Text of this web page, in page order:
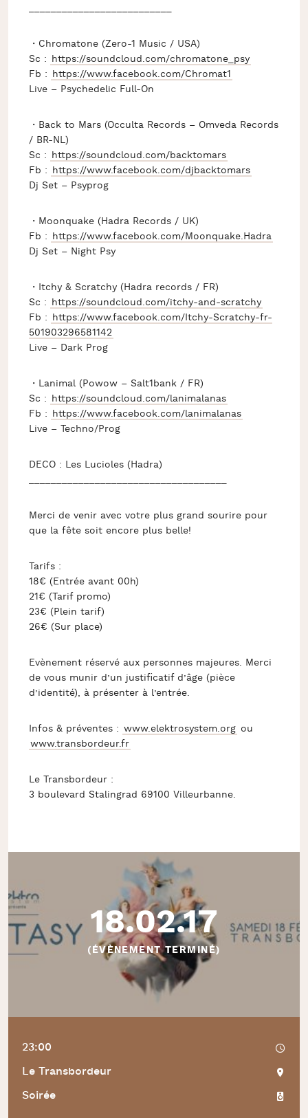
・Chromatone (Zero-1 Music / USA)
Sc : https://soundcloud.com/chromatone_psy
Fb : https://www.facebook.com/Chromat1
Live – Psychedelic Full-On
・Back to Mars (Occulta Records – Omveda Records
/ BR-NL)
Sc : https://soundcloud.com/backtomars
Fb : https://www.facebook.com/djbacktomars
Dj Set – Psyprog
・Moonquake (Hadra Records / UK)
Fb : https://www.facebook.com/Moonquake.Hadra
Dj Set – Night Psy
・Itchy & Scratchy (Hadra records / FR)
Sc : https://soundcloud.com/itchy-and-scratchy
Fb : https://www.facebook.com/Itchy-Scratchy-fr-
501903296581142
Live – Dark Prog
・Lanimal (Powow – Salt1bank / FR)
Sc : https://soundcloud.com/lanimalanas
Fb : https://www.facebook.com/lanimalanas
Live – Techno/Prog
DECO : Les Lucioles (Hadra)
Merci de venir avec votre plus grand sourire pour
que la fête soit encore plus belle!
Tarifs :
18€ (Entrée avant 00h)
21€ (Tarif promo)
23€ (Plein tarif)
26€ (Sur place)
Evènement réservé aux personnes majeures. Merci
de vous munir d’un justificatif d’âge (pièce
d’identité), à présenter à l’entrée.
Infos & préventes : www.elektrosystem.org ou
www.transbordeur.fr
Le Transbordeur :
3 boulevard Stalingrad 69100 Villeurbanne.
18.02.17
(ÉVÈNEMENT TERMINÉ)
23:00
Le Transbordeur
Soirée